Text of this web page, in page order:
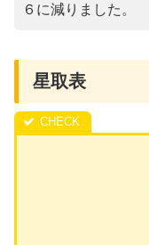
６に減りました。
星取表